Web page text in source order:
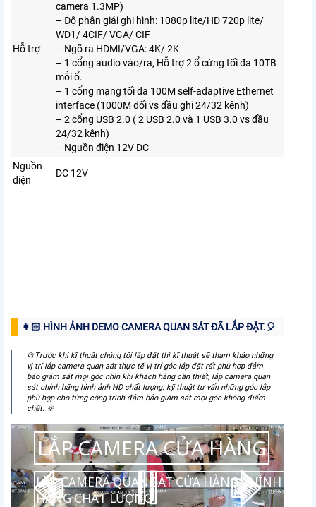
Hỗ trợ
camera 1.3MP)
– Độ phân giải ghi hình: 1080p lite/HD 720p lite/
WD1/ 4CIF/ VGA/ CIF
– Ngõ ra HDMI/VGA: 4K/ 2K
– 1 cổng audio vào/ra, Hỗ trợ 2 ổ cứng tối đa 10TB
mỗi ổ.
– 1 cổng mạng tối đa 100M self-adaptive Ethernet
interface (1000M đối vs đầu ghi 24/32 kênh)
– 2 cổng USB 2.0 ( 2 USB 2.0 và 1 USB 3.0 vs đầu
24/32 kênh)
– Nguồn điện 12V DC
Nguồn
điện
DC 12V
👩🏻 HÌNH ẢNH DEMO CAMERA QUAN SÁT ĐÃ LẮP ĐẶT.️🎈
📂Trước khi kĩ thuật chúng tôi lắp đặt thì kĩ thuật sẽ tham khảo những
vị trí lắp camera quan sát thực tế vị trí góc lắp đặt rất phù hợp đảm
bảo giám sát mọi góc nhìn khi khách hàng cần thiết, lắp camera quan
sát chính hãng hình ảnh HD chất lượng. kỹ thuật tư vấn những góc lắp
phù hợp cho từng công trình đảm bảo giám sát mọi góc không điểm
chết. 🔆
LẮP CAMERA CỬA HÀNG
LẮP CAMERA QUAN SÁT CỬA HÀNG CHÍNH
HÃNG CHẤT LƯỢNG